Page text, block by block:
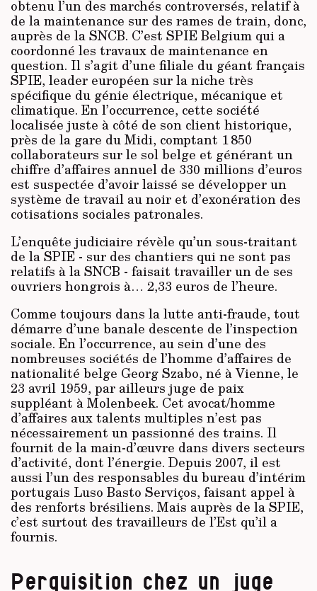
obtenu l’un des marchés controversés, relatif à
de la maintenance sur des rames de train, donc,
auprès de la SNCB. C’est SPIE Belgium qui a
coordonné les travaux de maintenance en
question. Il s’agit d’une filiale du géant français
SPIE, leader européen sur la niche très
spécifique du génie électrique, mécanique et
climatique. En l’occurrence, cette société
localisée juste à côté de son client historique,
près de la gare du Midi, comptant 1 850
collaborateurs sur le sol belge et générant un
chiffre d’affaires annuel de 330 millions d’euros
est suspectée d’avoir laissé se développer un
système de travail au noir et d’exonération des
cotisations sociales patronales.
L’enquête judiciaire révèle qu’un sous-traitant
de la SPIE - sur des chantiers qui ne sont pas
relatifs à la SNCB - faisait travailler un de ses
ouvriers hongrois à… 2,33 euros de l’heure.
Comme toujours dans la lutte anti-fraude, tout
démarre d’une banale descente de l’inspection
sociale. En l’occurrence, au sein d’une des
nombreuses sociétés de l’homme d’affaires de
nationalité belge Georg Szabo, né à Vienne, le
23 avril 1959, par ailleurs juge de paix
suppléant à Molenbeek. Cet avocat/homme
d’affaires aux talents multiples n’est pas
nécessairement un passionné des trains. Il
fournit de la main-d’œuvre dans divers secteurs
d’activité, dont l’énergie. Depuis 2007, il est
aussi l’un des responsables du bureau d’intérim
portugais Luso Basto Serviços, faisant appel à
des renforts brésiliens. Mais auprès de la SPIE,
c’est surtout des travailleurs de l’Est qu’il a
fournis.
Perquisition chez un juge